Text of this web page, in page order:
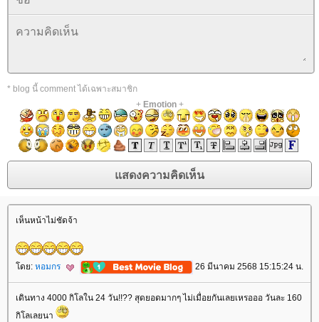
* blog นี้ comment ได้เฉพาะสมาชิก
+ Emotion+
เห็นหน้าไม่ชัดจ้า
ดย: หอมกร 26 มีนาคม 2568 15:15:24 น.
เดินทาง 4000 กิโลใน 24 วัน!!?? สุดยอดมากๆ ไม่เมื่อยกันเลยเหรอออ วันละ 160
กิโลเลยนา